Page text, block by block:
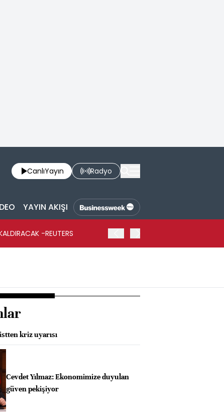
CanlıYayın Radyo
YAYIN AKIŞI
-REUTERS
kriz uyarısı
Cevdet Yılmaz: Ekonomimize duyulan
güven pekişiyor